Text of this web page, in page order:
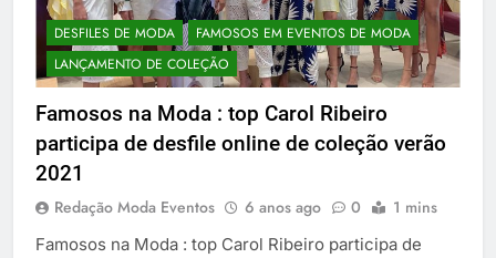
DESFILES DE MODA
FAMOSOS EM EVENTOS DE MODA
LANÇAMENTO DE COLEÇÃO
Famosos na Moda : top Carol Ribeiro
participa de desfile online de coleção verão
2021
Redação Moda Eventos 6 anos ago 0 1 mins
Famosos na Moda : top Carol Ribeiro participa de